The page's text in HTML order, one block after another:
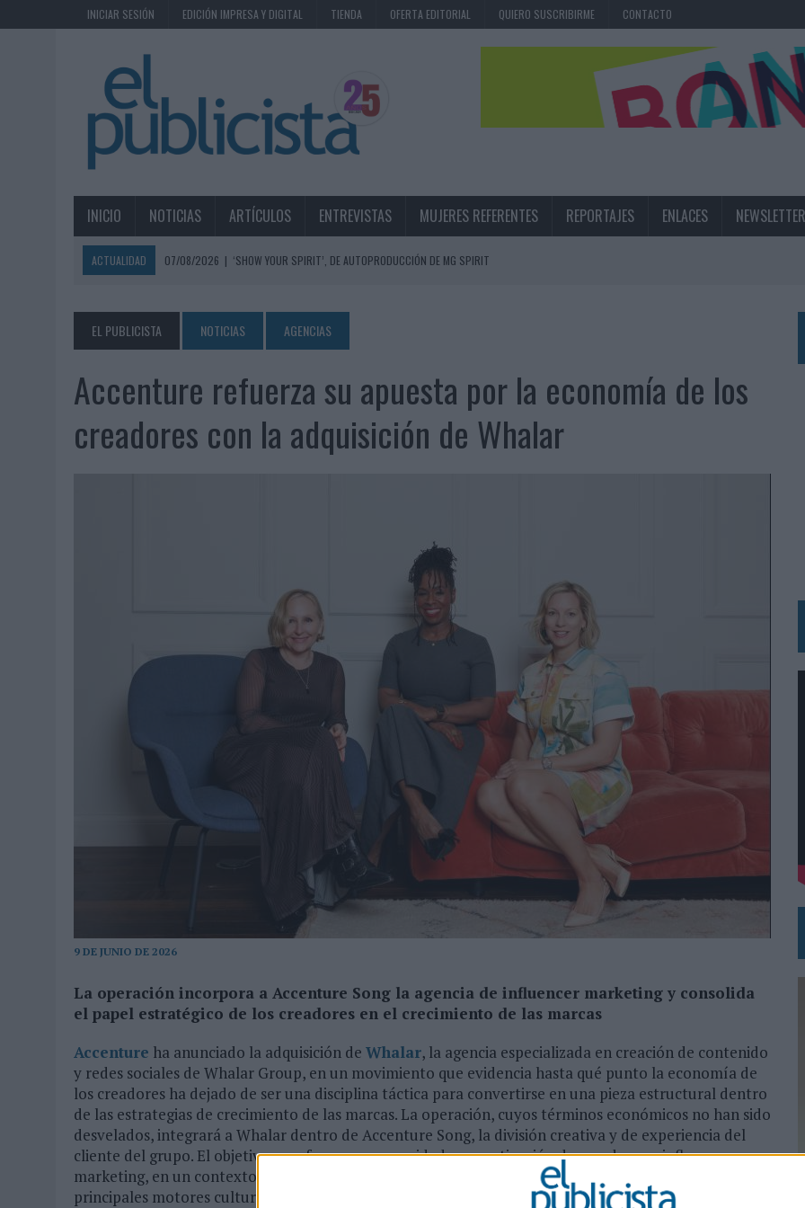
INICIAR SESIÓN EDICIÓN IMPRESA Y DIGITAL TIENDA OFERTA EDITORIAL QUIERO SUSCRIBIRME CONTACTO
INICIO NOTICIAS ARTÍCULOS ENTREVISTAS MUJERES REFERENTES REPORTAJES ENLACES NEWSLETTER
ACTUALIDAD 07/08/2026 | ‘SHOW YOUR SPIRIT’, DE AUTOPRODUCCIÓN DE MG SPIRIT
07/08/2026 | MG SPIRIT RELANZA SU MARCA CON UNA ESTRATEGIA 360º CENTRADA EN EL ORIGEN BARCELONÉS
PATRÓN CONVIERTE EL NUEVO SINGLE DE ARÓN PIPER EN UNA EXPERIENCIA DE MARCA EN IBIZA
07/08/2026
EL VERANO PONE A PRUEBA LA ESTRATEGIA DIGITAL DE LAS MARCAS
07/08/2026
VUELING CONVIERTE LOS RECUERDOS EN SOUVENIRS CON IA
LA TELEVISIÓN SIGUE LIDERANDO EL CONSUMO DE MEDIOS EN VERANO Y SUPERA AL MÓVIL COMO DISPOSITIVO MÁS UTILIZADO
EL USO DE LA IA GENERATIVA ALCANZA YA AL 62% DE LOS ESPAÑOLES
SYSTEM1 NOMBRA A KIMBERLY BASTONI COMO NUEVA DIRECTORA COMERCIAL GLOBAL
FRIGO Y UNIQLO LANZAN UNA COLECCIÓN PERSONALIZABLE INSPIRADA EN CORNETTO, CALIPPO Y SOLERO
06/08/2026
LA IA ESTÁ SUBIENDO EL LISTÓN DE LA CREATIVIDAD
BEON WORLDWIDE LANZA RAÍZ URBANA PARA TRANSFORMAR EL PATRIMONIO HISTÓRICO EN ACTIVOS CULTURALES Y ECONÓMICOS
FABRA COMUNICACIÓN INCORPORA A CASONÁ Y ASUME LA GESTIÓN DE SUS RELACIONES CON LOS MEDIOS
LOPESAN HOTELS & RESORTS ACERCA EL PARAÍSO CANARIO EN SU ÚLTIMA CAMPAÑA INTERNACIONAL
LUIS ARQUILLOS (BURGO DE ARIAS): “LA CONSTRUCCIÓN DE MARCA A LARGO PLAZO Y LA MEDICIÓN SON DOS CARAS DE LA MISMA
‘ALEXIA PUTELLAS X GALAXY Z FOLD8 – SIN LÍMITES’, DE CHEIL SPAIN PARA SAMSUNG ELECTRONICS IBERIA
EL PUBLICISTA NOTICIAS AGENCIAS
Accenture refuerza su apuesta por la economía de los
creadores con la adquisición de Whalar
9 DE JUNIO DE 2026
La operación incorpora a Accenture Song la agencia de influencer marketing y consolida
el papel estratégico de los creadores en el crecimiento de las marcas
Accenture ha anunciado la adquisición de Whalar, la agencia especializada en creación de contenido
y redes sociales de Whalar Group, en un movimiento que evidencia hasta qué punto la economía de
los creadores ha dejado de ser una disciplina táctica para convertirse en una pieza estructural dentro
de las estrategias de crecimiento de las marcas. La operación, cuyos términos económicos no han sido
desvelados, integrará a Whalar dentro de Accenture Song, la división creativa y de experiencia del
cliente del grupo. El objetivo es reforzar sus capacidades en activación de creadores e influencer
marketing, en un contexto en el que las redes sociales se han consolidado como uno de los
principales motores culturales y comerciales.